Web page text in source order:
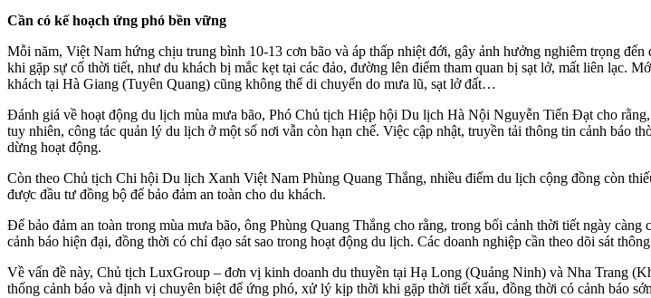
Cần có kế hoạch ứng phó bền vững
Mỗi năm, Việt Nam hứng chịu trung bình 10-13 cơn bão và áp thấp nhiệt đới, gây ảnh hưởng nghiêm trọng
khi gặp sự cố thời tiết, như du khách bị mắc kẹt tại các đảo, đường lên điểm tham quan bị sạt lở, mất liên lạc.
khách tại Hà Giang (Tuyên Quang) cũng không thể di chuyển do mưa lũ, sạt lở đất…
Đánh giá về hoạt động du lịch mùa mưa bão, Phó Chủ tịch Hiệp hội Du lịch Hà Nội Nguyễn Tiến Đạt cho
tuy nhiên, công tác quản lý du lịch ở một số nơi vẫn còn hạn chế. Việc cập nhật, truyền tải thông tin cảnh báo
dừng hoạt động.
Còn theo Chủ tịch Chi hội Du lịch Xanh Việt Nam Phùng Quang Thắng, nhiều điểm du lịch cộng đồng còn
được đầu tư đồng bộ để bảo đảm an toàn cho du khách.
Để bảo đảm an toàn trong mùa mưa bão, ông Phùng Quang Thắng cho rằng, trong bối cảnh thời tiết ngày
cảnh báo hiện đại, đồng thời có chỉ đạo sát sao trong hoạt động du lịch. Các doanh nghiệp cần theo dõi sát
Về vấn đề này, Chủ tịch LuxGroup – đơn vị kinh doanh du thuyền tại Hạ Long (Quảng Ninh) và Nha Trang
thống cảnh báo và định vị chuyên biệt để ứng phó, xử lý kịp thời khi gặp thời tiết xấu, đồng thời có cảnh báo